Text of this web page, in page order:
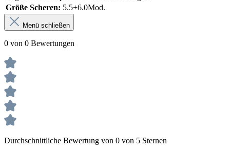
Größe Scheren: 5.5+6.0Mod.
Menü schließen
0 von 0 Bewertungen
Durchschnittliche Bewertung von 0 von 5 Sternen